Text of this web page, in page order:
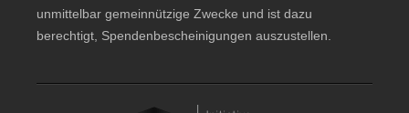
unmittelbar gemeinnützige Zwecke und ist dazu
berechtigt, Spendenbescheinigungen auszustellen.